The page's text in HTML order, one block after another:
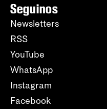
Seguinos
Newsletters
RSS
YouTube
WhatsApp
Instagram
Facebook